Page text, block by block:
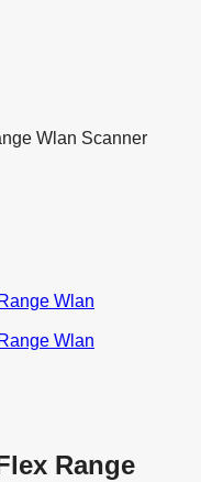
Wlan Scanner
Range